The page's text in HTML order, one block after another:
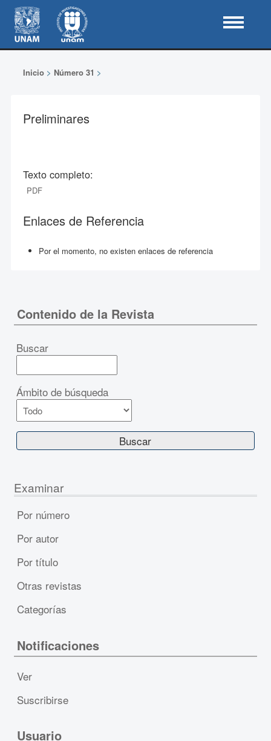
Inicio> Número 31 >
Preliminares
Texto completo:
PDF
Enlaces de Referencia
Por el momento, no existen enlaces de referencia
Contenido de la Revista
Buscar
Ámbito de búsqueda
Examinar
Por número
Por autor
Por título
Otras revistas
Categorías
Notificaciones
Ver
Suscribirse
Usuario